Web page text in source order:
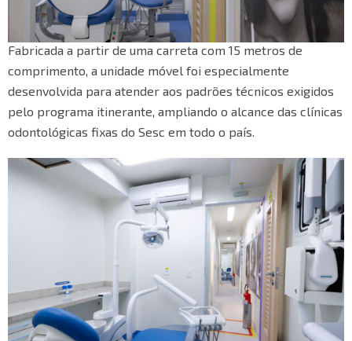
Fabricada a partir de uma carreta com 15 metros de
comprimento, a unidade móvel foi especialmente
desenvolvida para atender aos padrões técnicos exigidos
pelo programa itinerante, ampliando o alcance das clínicas
odontológicas fixas do Sesc em todo o país.